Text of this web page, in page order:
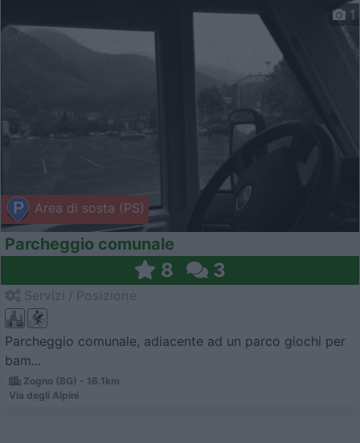
Area di sosta (PS)
1
Parcheggio comunale
8 3
Parcheggio comunale, adiacente ad un parco giochi per
bam...
Zogno (BG) - 16.1km
Via degli Alpini